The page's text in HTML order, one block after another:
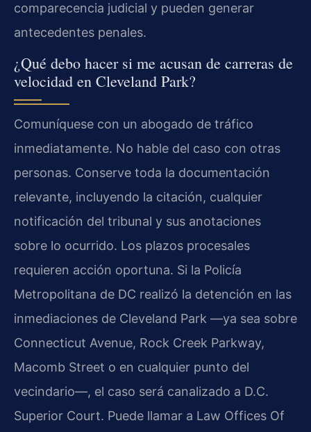
comparecencia judicial y pueden generar
antecedentes penales.
¿Qué debo hacer si me acusan de carreras de
velocidad en Cleveland Park?
Comuníquese con un abogado de tráfico
inmediatamente. No hable del caso con otras
personas. Conserve toda la documentación
relevante, incluyendo la citación, cualquier
notificación del tribunal y sus anotaciones
sobre lo ocurrido. Los plazos procesales
requieren acción oportuna. Si la Policía
Metropolitana de DC realizó la detención en las
inmediaciones de Cleveland Park —ya sea sobre
Connecticut Avenue, Rock Creek Parkway,
Macomb Street o en cualquier punto del
vecindario—, el caso será canalizado a D.C.
Superior Court. Puede llamar a Law Offices Of